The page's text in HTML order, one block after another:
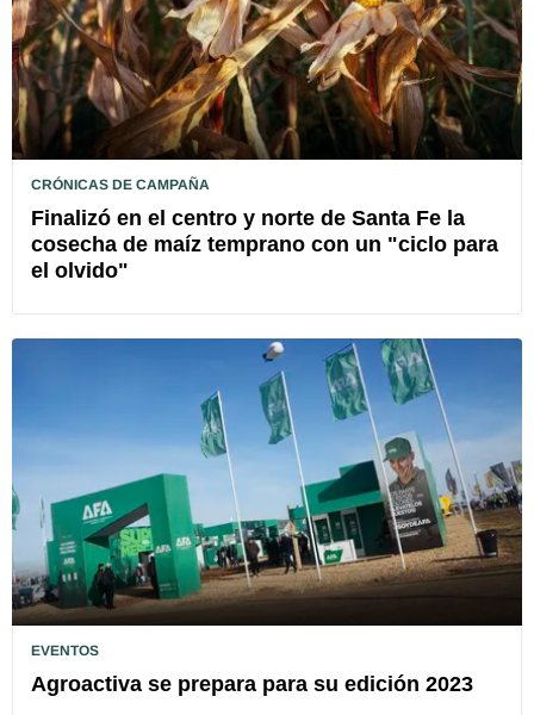
CRÓNICAS DE CAMPAÑA
Finalizó en el centro y norte de Santa Fe la
cosecha de maíz temprano con un "ciclo para
el olvido"
EVENTOS
Agroactiva se prepara para su edición 2023